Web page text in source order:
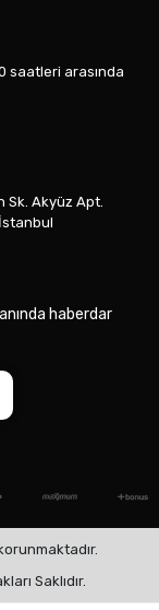
saatleri arasında
Sk. Akyüz Apt.
haberdar
Saklıdır.